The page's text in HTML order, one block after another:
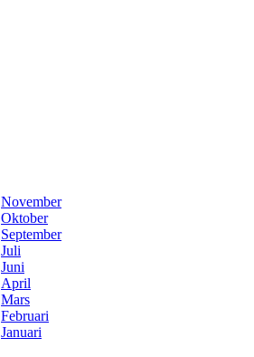
November
Oktober
September
Juli
Juni
April
Mars
Februari
Januari